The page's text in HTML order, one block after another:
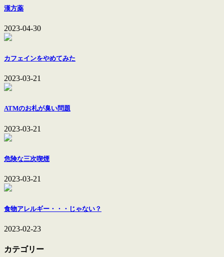
漢方薬
2023-04-30
カフェインをやめてみた
2023-03-21
ATMのお札が臭い問題
2023-03-21
危険な三次喫煙
2023-03-21
食物アレルギー・・・じゃない？
2023-02-23
カテゴリー